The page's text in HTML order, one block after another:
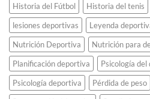
Historia del Fútbol
Historia del tenis
lesiones deportivas
Leyenda
Nutrición Deportiva
Nutrición para
Planificación deportiva
Psicología
Psicología deportiva
Pérdida de peso